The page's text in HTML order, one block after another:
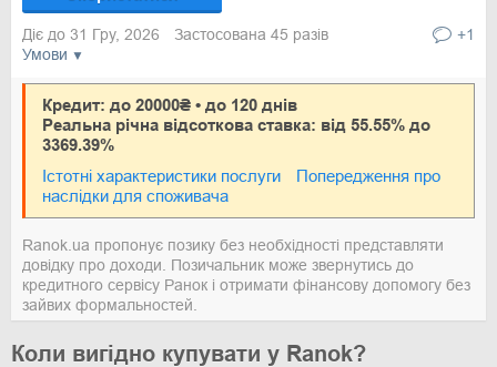
Умови
Діє до 31 Гру, 2026 Застосована 45 разів +1
Кредит: до 20000₴ • до 120 днів
Реальна річна відсоткова ставка: від 55.55% до
3369.39%
Істотні характеристики послуги
Попередження про
наслідки для споживача
Ranok.ua пропонує позику без необхідності представляти
довідку про доходи. Позичальник може звернутись до
кредитного сервісу Ранок і отримати фінансову допомогу без
зайвих формальностей.
Коли вигідно купувати у Ranok?